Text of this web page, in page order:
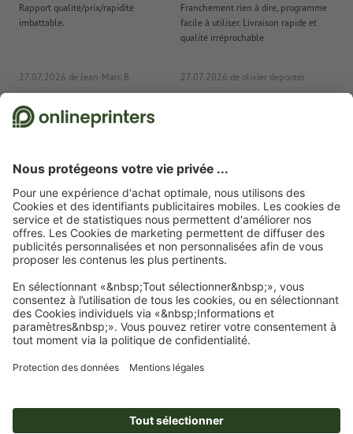
Rapport qualité/prix/rapidité
imbattable.
27.07.2026 de Jean-Marc B
Franchement rien à dire, programme
facile à utiliser. Livraison rapide et
qualité irréprochable
27.07.2026 de olivier depooter
Nous utilisons Trustpilot comme prestataire indépendant pour collecter des
Page d'accueil Dépliants Dépliants standard Dépliant
À propos de nous
L'entreprise
Service
15 %